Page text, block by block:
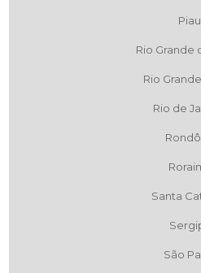
Rio Grande
Rio
Rio de
Santa
São